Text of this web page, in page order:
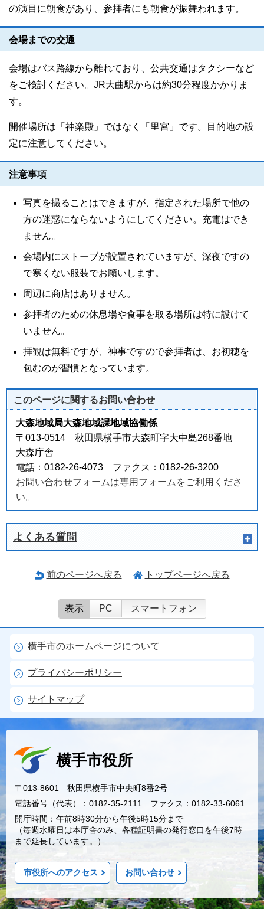
の演目に朝食があり、参拝者にも朝食が振舞われます。
会場までの交通
会場はバス路線から離れており、公共交通はタクシーなど
をご検討ください。JR大曲駅からは約30分程度かかりま
す。
開催場所は「神楽殿」ではなく「里宮」です。目的地の設
定に注意してください。
注意事項
写真を撮ることはできますが、指定された場所で他の
方の迷惑にならないようにしてください。充電はでき
ません。
会場内にストーブが設置されていますが、深夜ですの
で寒くない服装でお願いします。
周辺に商店はありません。
参拝者のための休息場や食事を取る場所は特に設けて
いません。
拝観は無料ですが、神事ですので参拝者は、お初穂を
包むのが習慣となっています。
このページに関するお問い合わせ
大森地域局大森地域課地域協働係
〒013-0514 秋田県横手市大森町字大中島268番地
大森庁舎
電話：0182-26-4073 ファクス：0182-26-3200
お問い合わせフォームは専用フォームをご利用くださ
い。
よくある質問
前のページへ戻る トップページへ戻る
表示 PC スマートフォン
横手市のホームページについて
プライバシーポリシー
サイトマップ
横手市役所
〒013-8601 秋田県横手市中央町8番2号
電話番号（代表）：0182-35-2111 ファクス：0182-33-6061
開庁時間：午前8時30分から午後5時15分まで
（毎週水曜日は本庁舎のみ、各種証明書の発行窓口を午後7時
まで延長しています。）
市役所へのアクセス お問い合わせ